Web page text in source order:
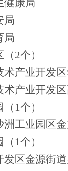
健康局
局
局
2个）
术产业开发
术产业开发
1个）
洲工业园区
1个）
发区金源街